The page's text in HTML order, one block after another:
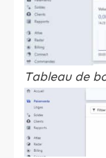
Tableau de